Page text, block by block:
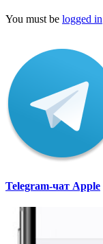
You must be logged in
Telegram-чат Apple